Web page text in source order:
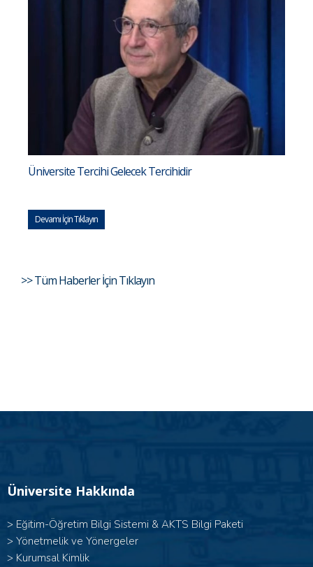
Üniversite Tercihi Gelecek Tercihidir
Devamı İçin Tıklayın
>> Tüm Haberler İçin Tıklayın
Üniversite Hakkında
> Eğitim-Öğretim Bilgi Sistemi & AKTS Bilgi Paketi
> Yönetmelik ve Yönergeler
> Kurumsal Kimlik